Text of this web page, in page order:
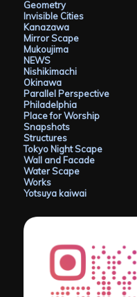
Geometry
Invisible Cities
Kanazawa
Mirror Scape
Mukoujima
NEWS
Nishikimachi
Okinawa
Parallel Perspective
Philadelphia
Place for Worship
Snapshots
Structures
Tokyo Night Scape
Wall and Facade
Water Scape
Works
Yotsuya kaiwai